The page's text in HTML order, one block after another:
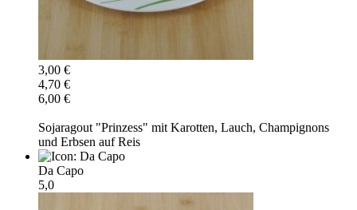
3,00 €
4,70 €
6,00 €
Sojaragout "Prinzess" mit Karotten, Lauch, Champignons
und Erbsen auf Reis
Da Capo
5,0